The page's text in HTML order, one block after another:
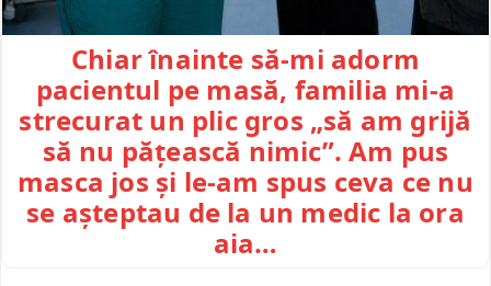
Chiar înainte să-mi adorm
pacientul pe masă, familia mi-a
strecurat un plic gros „să am grijă
să nu pățească nimic”. Am pus
masca jos și le-am spus ceva ce nu
se așteptau de la un medic la ora
aia…